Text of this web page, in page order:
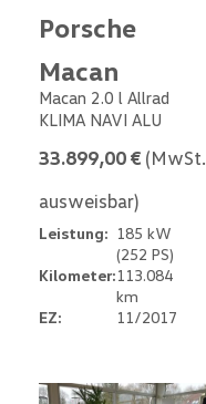
Porsche
Macan
Macan 2.0 l Allrad
KLIMA NAVI ALU
33.899,00 € (MwSt.
ausweisbar)
Leistung: 185 kW
(252 PS)
Kilometer:113.084
km
EZ:
11/2017